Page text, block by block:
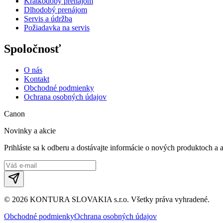
Dlhodobý prenájom
Servis a údržba
Požiadavka na servis
Spoločnosť
O nás
Kontakt
Obchodné podmienky
Ochrana osobných údajov
Canon
Novinky a akcie
Prihláste sa k odberu a dostávajte informácie o nových produktoch a
© 2026 KONTURA SLOVAKIA s.r.o. Všetky práva vyhradené.
Obchodné podmienkyOchrana osobných údajov